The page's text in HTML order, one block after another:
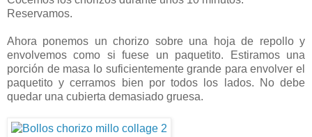
Reservamos.
Ahora ponemos un chorizo sobre una hoja de repollo y
envolvemos como si fuese un paquetito. Estiramos una
porción de masa lo suficientemente grande para envolver el
paquetito y cerramos bien por todos los lados. No debe
quedar una cubierta demasiado gruesa.